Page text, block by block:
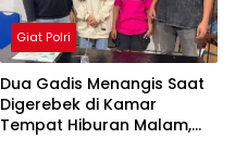
Giat Polri
Dua Gadis Menangis Saat
Digerebek di Kamar
Tempat Hiburan Malam,